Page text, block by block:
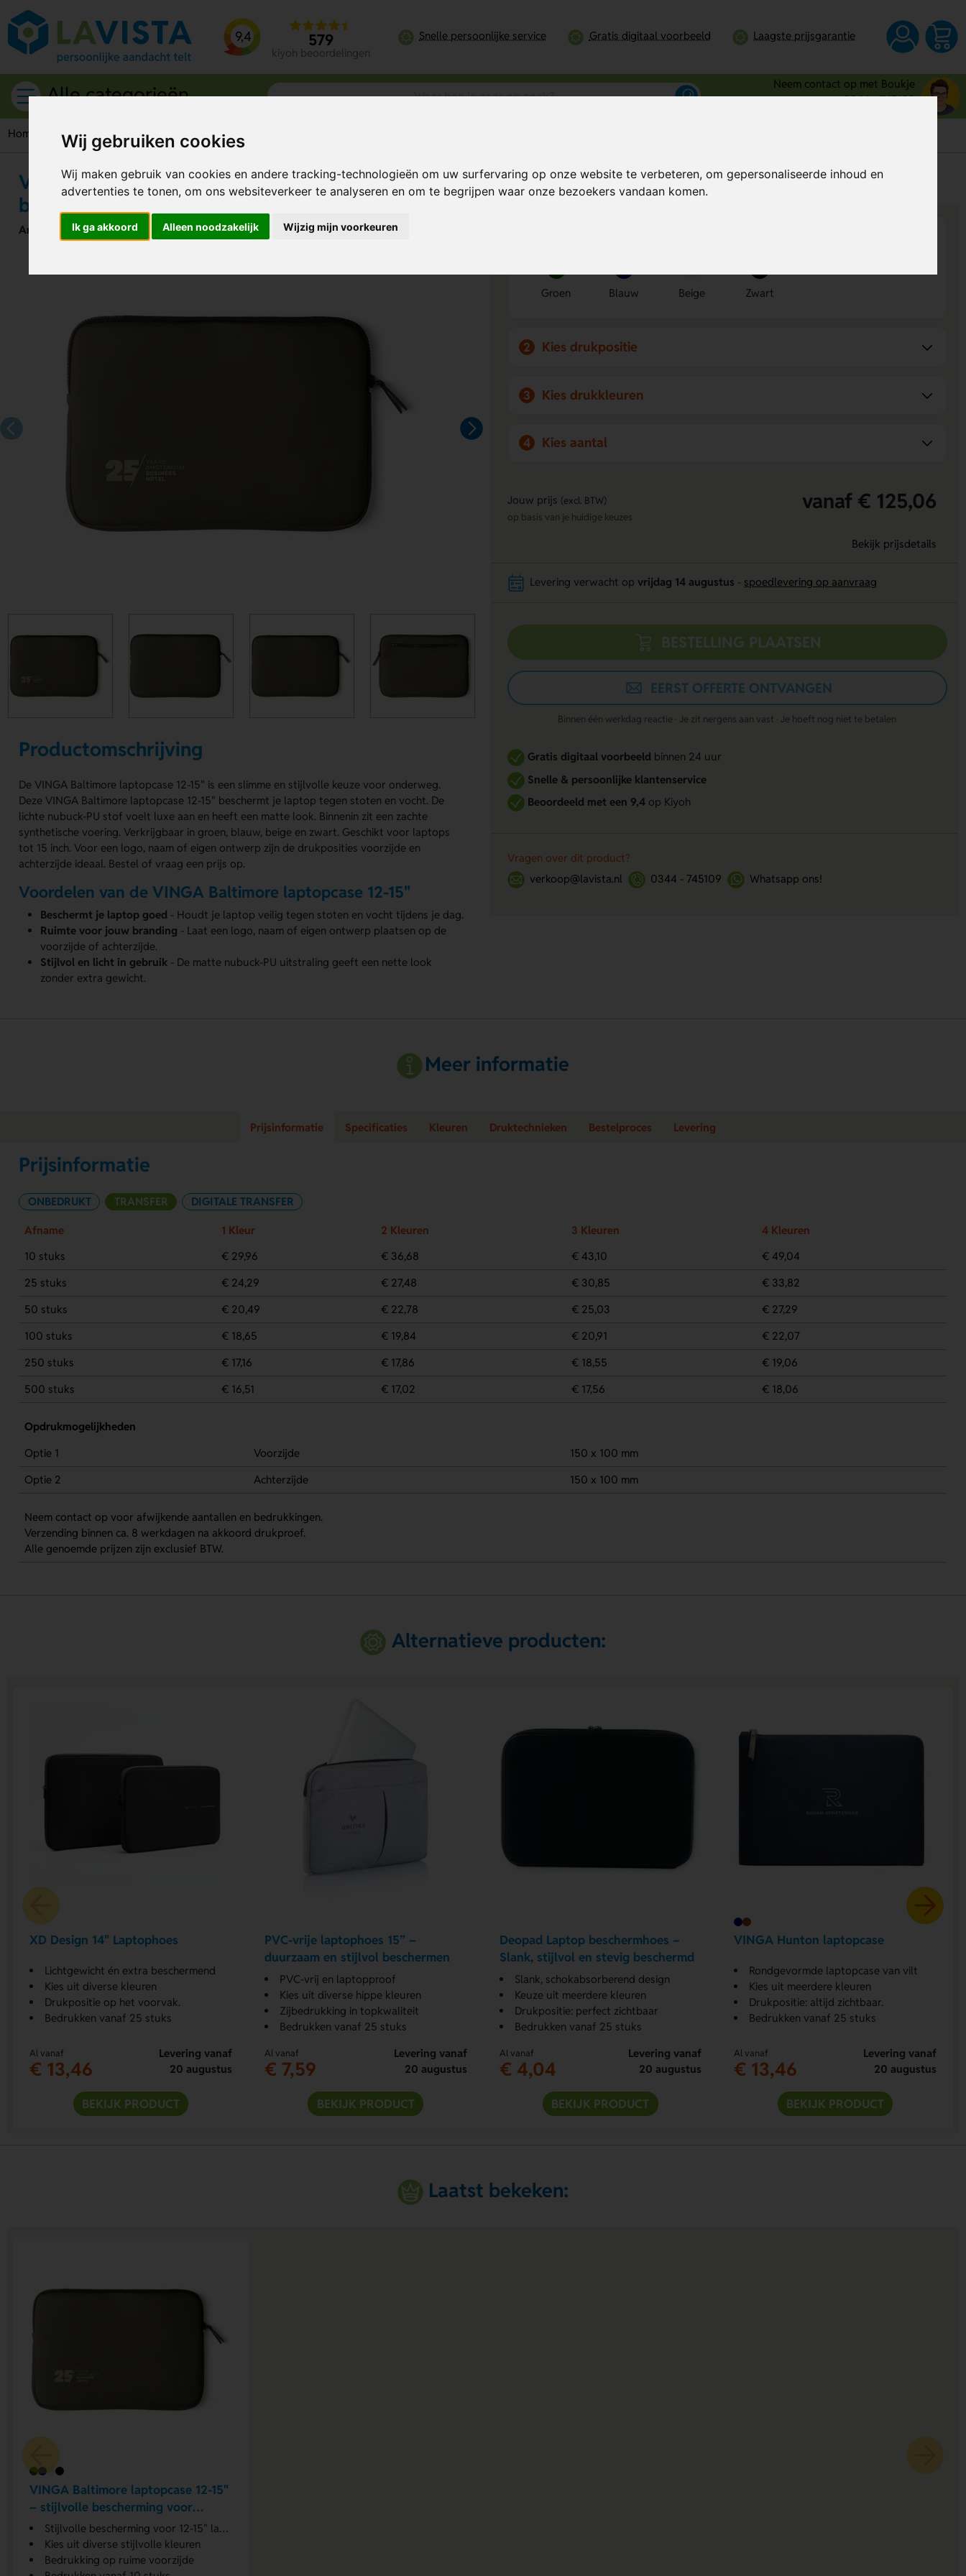
Wij gebruiken cookies
Wij maken gebruik van cookies en andere tracking-technologieën om uw surfervaring op onze website te verbeteren, om gepersonaliseerde inhoud en
advertenties te tonen, om ons websiteverkeer te analyseren en om te begrijpen waar onze bezoekers vandaan komen.
Ik ga akkoord Alleen noodzakelijk Wijzig mijn voorkeuren
9,4 579
kiyoh beoordelingen
Snelle persoonlijke service Gratis digitaal voorbeeld Laagste prijsgarantie
Alle categorieën
Neem contact op met Boukje
0344 - 745109
Home Tassen Laptophoezen VINGA Baltimore laptopcase 12-15" – stijlvolle bescherming voor onderweg
VINGA Baltimore laptopcase 12-15" – stijlvolle
bescherming voor onderweg
Artikelnummer:310099
Productomschrijving
De VINGA Baltimore laptopcase 12-15" is een slimme en stijlvolle keuze voor onderweg.
Deze VINGA Baltimore laptopcase 12-15" beschermt je laptop tegen stoten en vocht. De
lichte nubuck-PU stof voelt luxe aan en heeft een matte look. Binnenin zit een zachte
synthetische voering. Verkrijgbaar in groen, blauw, beige en zwart. Geschikt voor laptops
tot 15 inch. Voor een logo, naam of eigen ontwerp zijn de drukposities voorzijde en
achterzijde ideaal. Bestel of vraag een prijs op.
Voordelen van de VINGA Baltimore laptopcase 12-15"
Beschermt je laptop goed - Houdt je laptop veilig tegen stoten en vocht tijdens je dag.
Ruimte voor jouw branding - Laat een logo, naam of eigen ontwerp plaatsen op de
voorzijde of achterzijde.
Stijlvol en licht in gebruik - De matte nubuck-PU uitstraling geeft een nette look
zonder extra gewicht.
Bereken mijn prijs Al vanaf€ 16,51 per stuk (excl. BTW)
Groen Blauw Beige Zwart
2 Kies drukpositie
3 Kies drukkleuren
4 Kies aantal
Jouw prijs (excl. BTW) vanaf € 125,06
op basis van je huidige keuzes
Bekijk prijsdetails
Levering verwacht opvrijdag 14 augustus spoedlevering op aanvraag
BESTELLING PLAATSEN
EERST OFFERTE ONTVANGEN
Binnen één werkdag reactie · Je zit nergens aan vast · Je hoeft nog niet te betalen
Gratis digitaal voorbeeldbinnen 24 uur
Snelle & persoonlijke klantenservice
Beoordeeld met een 9,4op Kiyoh
Vragen over dit product?
verkoop@lavista.nl
0344 - 745109 Whatsapp ons!
Meer informatie
Prijsinformatie Specificaties Kleuren Druktechnieken Bestelproces Levering
Prijsinformatie
ONBEDRUKT TRANSFER DIGITALE TRANSFER
Afname 1 Kleur 2 Kleuren 3 Kleuren
4 Kleuren
10 stuks
€ 29,96 € 36,68 € 43,10
€ 49,04
25 stuks
€ 24,29 € 27,48 € 30,85
€ 33,82
50 stuks
€ 20,49 € 22,78 € 25,03
€ 27,29
100 stuks
€ 18,65 € 19,84 € 20,91
€ 22,07
250 stuks
€ 17,16 € 17,86 € 18,55
€ 19,06
500 stuks
€ 16,51 € 17,02 € 17,56 € 18,06
Opdrukmogelijkheden
Optie 1
Voorzijde
150 x 100 mm
Optie 2
Achterzijde 150 x 100 mm
Neem contact op voor afwijkende aantallen en bedrukkingen.
Verzending binnen ca. 8 werkdagen na akkoord drukproef.
Alle genoemde prijzen zijn exclusief BTW.
Alternatieve producten:
XD Design 14" Laptophoes
Lichtgewicht én extra beschermend
Kies uit diverse kleuren
Drukpositie op het voorvak.
Bedrukken vanaf 25 stuks
Al vanaf
€ 13,46
Levering vanaf
20 augustus
BEKIJK PRODUCT
PVC-vrije laptophoes 15” –
duurzaam en stijlvol beschermen
PVC-vrij en laptopproof
Kies uit diverse hippe kleuren
Zijbedrukking in topkwaliteit
Bedrukken vanaf 25 stuks
Al vanaf
€ 7,59
Levering vanaf
20 augustus
BEKIJK PRODUCT
Deopad Laptop beschermhoes –
Slank, stijlvol en stevig beschermd
Slank, schokabsorberend design
Keuze uit meerdere kleuren
Drukpositie: perfect zichtbaar
Bedrukken vanaf 25 stuks
Al vanaf
€ 4,04
Levering vanaf
20 augustus
BEKIJK PRODUCT
VINGA Hunton laptopcase
Rondgevormde laptopcase van vilt
Kies uit meerdere kleuren
Drukpositie: altijd zichtbaar.
Bedrukken vanaf 25 stuks
Al vanaf
€ 13,46
Levering vanaf
20 augustus
BEKIJK PRODUCT
Laatst bekeken:
VINGA Baltimore laptopcase 12-15"
– stijlvolle bescherming voor
onderweg
Stijlvolle bescherming voor 12-15" laptops
Kies uit diverse stijlvolle kleuren
Bedrukking op ruime voorzijde